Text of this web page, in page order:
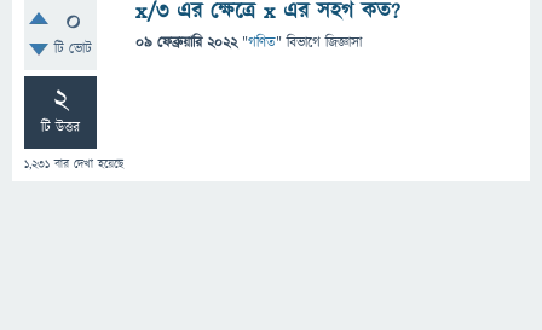
0
টি ভোট
2
টি উত্তর
1,231 বার দেখা হয়েছে
x/3 এর ক্ষেত্রে x এর সহগ কত?
09 ফেব্রুয়ারি 2022 "গণিত" বিভাগে জিজ্ঞাসা